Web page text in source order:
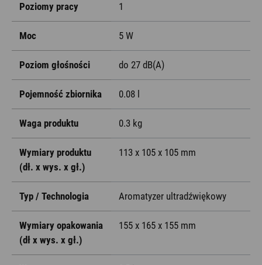
Poziomy pracy 1
Moc 5 W
Poziom głośności do 27 dB(A)
Pojemność zbiornika 0.08 l
Waga produktu 0.3 kg
Wymiary produktu
(dł. x wys. x gł.)
113 x 105 x 105 mm
Typ / Technologia Aromatyzer ultradźwiękowy
Wymiary opakowania
(dł x wys. x gł.)
155 x 165 x 155 mm